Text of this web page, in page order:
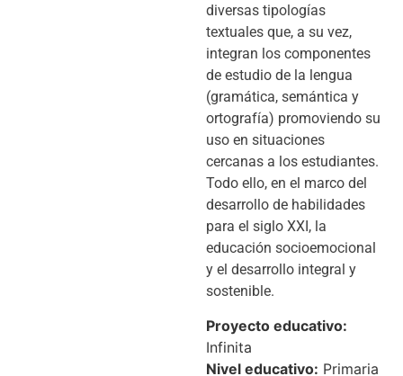
diversas tipologías
textuales que, a su vez,
integran los componentes
de estudio de la lengua
(gramática, semántica y
ortografía) promoviendo su
uso en situaciones
cercanas a los estudiantes.
Todo ello, en el marco del
desarrollo de habilidades
para el siglo XXI, la
educación socioemocional
y el desarrollo integral y
sostenible.
Proyecto educativo:
Infinita
Nivel educativo: Primaria